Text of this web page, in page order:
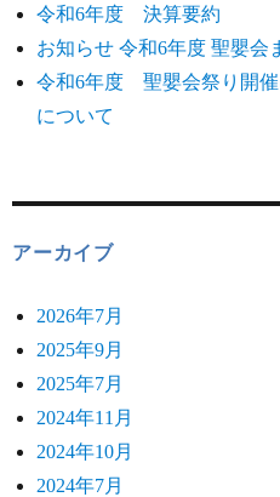
令和6年度 決算要約
お知らせ 令和6年度 聖嬰会
令和6年度 聖嬰会祭り開
について
アーカイブ
2026年7月
2025年9月
2025年7月
2024年11月
2024年10月
2024年7月